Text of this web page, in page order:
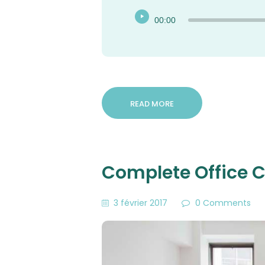
Lecteur00:00
READ MORE
Complete Office
3 février 2017 0 Comments